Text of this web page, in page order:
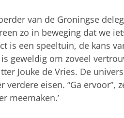
van de Groningse
zo in beweging dat we
is een speeltuin, de kans
geweldig om zoveel
Jouke de Vries. De
verdere eisen. “Ga ervoor”,
meemaken.’